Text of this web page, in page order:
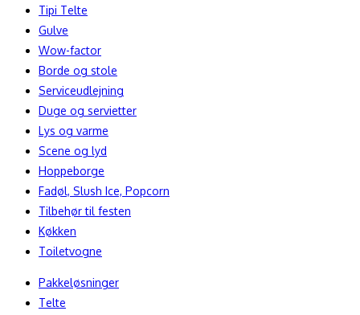
Tipi Telte
Gulve
Wow-factor
Borde og stole
Serviceudlejning
Duge og servietter
Lys og varme
Scene og lyd
Hoppeborge
Fadøl, Slush Ice, Popcorn
Tilbehør til festen
Køkken
Toiletvogne
Pakkeløsninger
Telte